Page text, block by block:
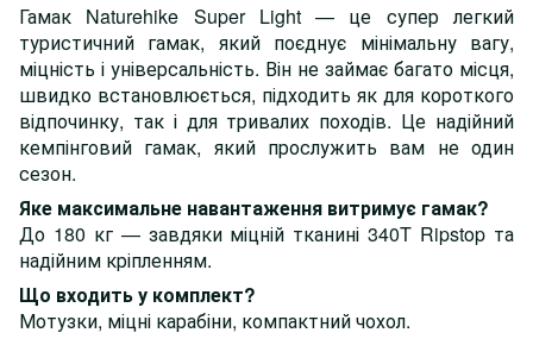
Гамак Naturehike Super Light — це супер легкий
туристичний гамак, який поєднує мінімальну вагу,
міцність і універсальність. Він не займає багато місця,
швидко встановлюється, підходить як для короткого
відпочинку, так і для тривалих походів. Це надійний
кемпінговий гамак, який прослужить вам не один
сезон.
Яке максимальне навантаження витримує гамак?
До 180 кг — завдяки міцній тканині 340T Ripstop та
надійним кріпленням.
Що входить у комплект?
Мотузки, міцні карабіни, компактний чохол.